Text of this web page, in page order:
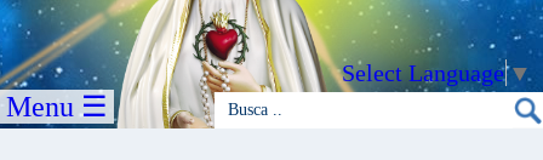
Select Language▼
Menu ☰